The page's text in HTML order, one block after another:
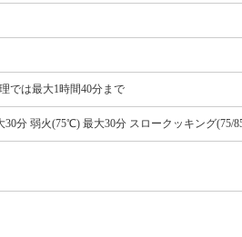
では最大1時間40分まで
分 弱火(75℃) 最大30分 スロークッキング(75/